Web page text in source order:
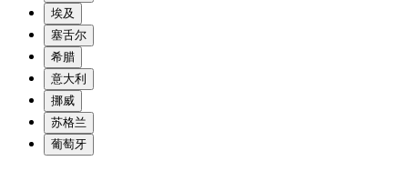
埃及
塞舌尔
希腊
意大利
挪威
苏格兰
葡萄牙